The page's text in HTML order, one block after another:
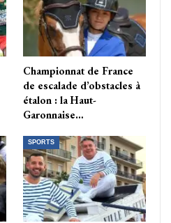
Championnat de France
de escalade d’obstacles à
étalon : la Haut-
Garonnaise…
SPORTS